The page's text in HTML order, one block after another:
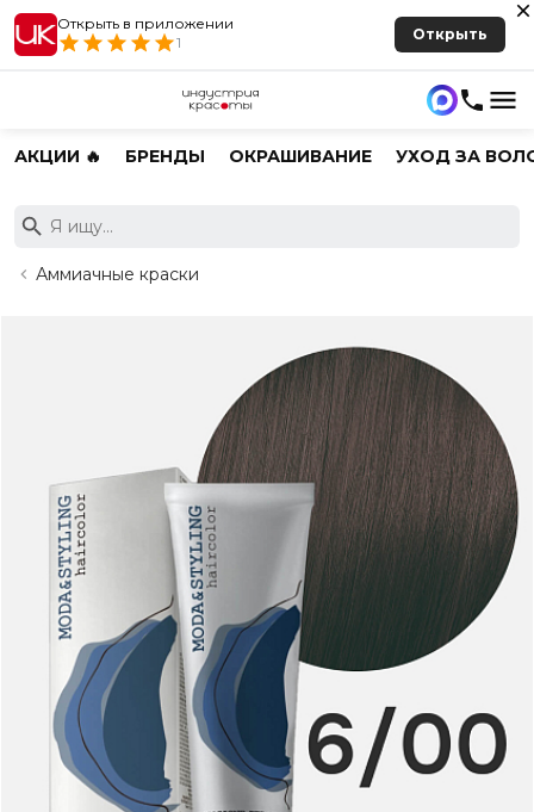
Открыть в приложении
1
Открыть
АКЦИИ 🔥 БРЕНДЫ ОКРАШИВАНИЕ УХОД ЗА
Аммиачные краски